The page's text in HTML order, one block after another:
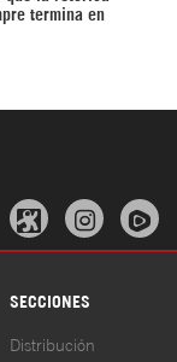
termina en
 
SECCIONES
Distribución